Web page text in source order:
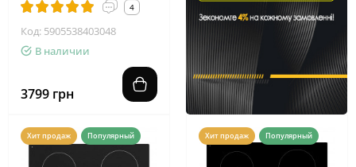
4
Код: 5905538403048
В наличии
3799 грн
Хит продаж Популярный Хит продаж Популярный